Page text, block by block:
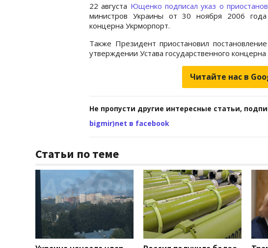
22 августа Ющенко подписал указ о
министров Украины от 30 ноября 2006 года
концерна Укрморпорт.
Также Президент приостановил
утверждении Устава государственного
Читайте нас в
Не пропусти другие интересные статьи,
bigmir)net в facebook
Статьи по теме